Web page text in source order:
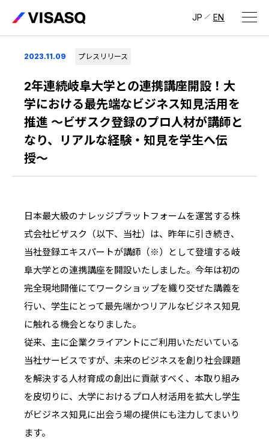
JP EN
会社情報
ビザスクについて
CEOメッセージ
経営メンバー
IR情報トップ
IRライブラリ
IRスケジュール
業績ハイライト
株式について
コーポレート・ガバナンス
よくある質問
ディスクロージャーポリシー
採用情報
採用サイト（日本）
新卒採用
中途採用：ビジネス職・コーポレート職
中途採用：開発職・デザイナー職
2023.11.09 プレスリリース
2年連続岐阜大学との連携講座開設！大
学における最先端なビジネス知見活用を
推進 〜ビザスク登録のプロ人材が講師と
なり、リアルな経験・知見を学生へ伝
授〜
日本最大級のナレッジプラットフォームを運営する株
式会社ビザスク（以下、当社）は、昨年に引き続き、
当社登録エキスパートが講師（※）として登壇する岐
阜大学との連携講座を開設いたしました。今年は初の
完全現地開催にてワークショップを織り交ぜた講義を
行い、学生にとって最先端かつリアルなビジネス知見
に触れる機会となりました。
従来、主に企業クライアントにご利用いただいている
当社サービスですが、未来のビジネスを創り社会課題
を解決する人材育成の創出に貢献すべく、本取り組み
を皮切りに、大学におけるプロ人材活用を拡大し学生
がビジネス知見に出会う場の提供にも注力してまいり
ます。